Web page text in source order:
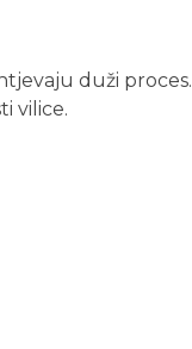
duži proces.
vilice.